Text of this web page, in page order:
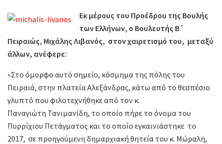
Εκ μέρους του Προέδρου της Βουλής
των Ελλήνων, ο Βουλευτής Β΄
Πειραιώς, Μιχάλης Λιβανός, στον χαιρετισμό του, μεταξύ
άλλων, ανέφερε:
«Στο όμορφο αυτό σημείο, κόσμημα της πόλης του
Πειραιά, στην πλατεία Αλεξάνδρας, κάτω από το θεσπέσιο
γλυπτό που φιλοτεχνήθηκε από τον κ.
Παναγιώτη Τανιμανίδη, το οποίο πήρε το όνομα του
Πυρρίχιου Πετάγματος και το οποίο εγκαινιάστηκε το
2017, σε προηγούμενη δημαρχιακή θητεία του κ. Μώραλη,